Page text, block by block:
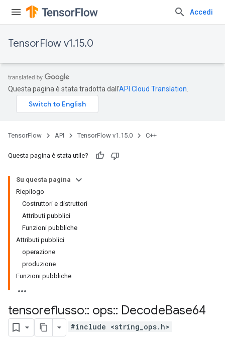
Accedi
TensorFlow v1.15.0
Questa pagina è stata tradotta dall'API Cloud Translation
TensorFlow API TensorFlow v1.15.0 C++
Questa pagina è stata utile?
Su questa pagina
Riepilogo
Costruttori e distruttori
Attributi pubblici
Funzioni pubbliche
Attributi pubblici
operazione
produzione
Funzioni pubbliche
tensoreflusso:: ops:: DecodeBase64
#include <string_ops.h>